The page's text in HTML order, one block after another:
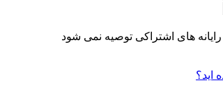
رایانه های اشتراکی توصیه نمی شود
اید؟